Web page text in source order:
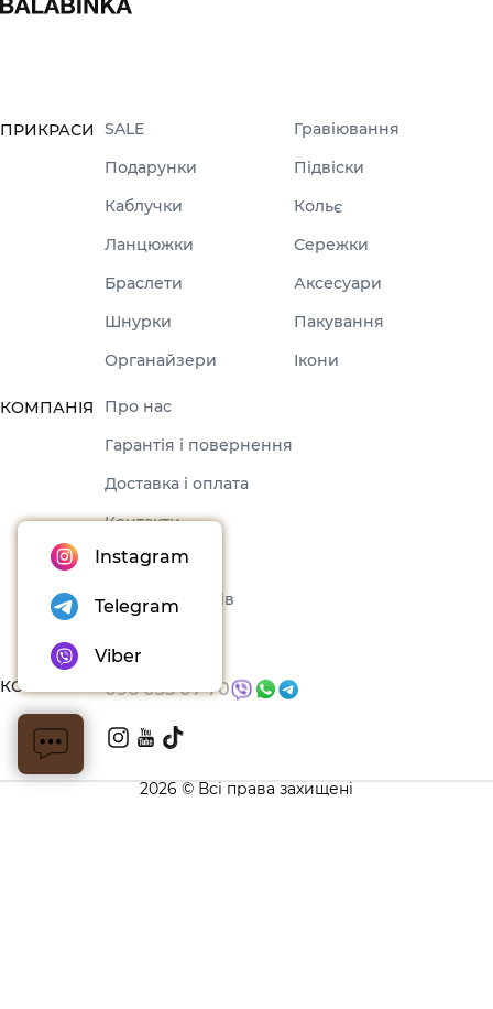
ПРИКРАСИ SALE
Гравіювання
Подарунки
Підвіски
Каблучки
Кольє
Ланцюжки
Сережки
Браслети
Аксесуари
Шнурки
Пакування
Органайзери
Ікони
КОМПАНІЯ
Про нас
Гарантія і повернення
Доставка і оплата
Контакти
Оферта
Набори товарів
КОНТАКТИ 096 035 07 70
2026 © Всі права захищені
Instagram
Telegram
Viber